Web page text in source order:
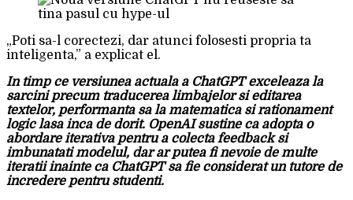
„Poti sa-l corectezi, dar atunci folosesti propria ta
inteligenta,” a explicat el.
In timp ce versiunea actuala a ChatGPT exceleaza la
sarcini precum traducerea limbajelor si editarea
textelor, performanta sa la matematica si rationament
logic lasa inca de dorit. OpenAI sustine ca adopta o
abordare iterativa pentru a colecta feedback si
imbunatati modelul, dar ar putea fi nevoie de multe
iteratii inainte ca ChatGPT sa fie considerat un tutore de
incredere pentru studenti.